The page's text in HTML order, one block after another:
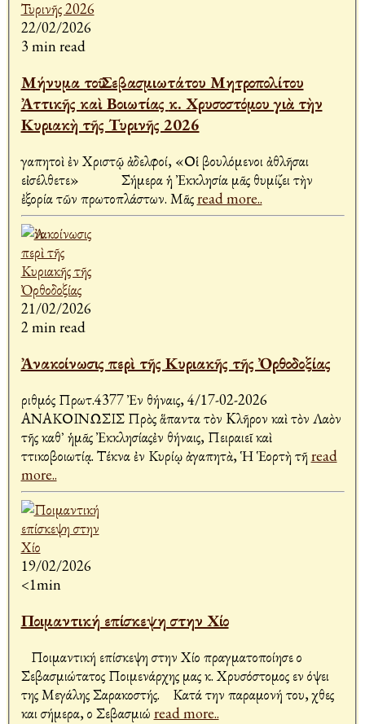
22/02/2026
3 min read
Μήνυμα τοῦ Σεβασμιωτάτου Μητροπολίτου
Ἀττικῆς καὶ Βοιωτίας κ. Χρυσοστόμου γιὰ τὴν
Κυριακὴ τῆς Τυρινῆς 2026
Ἀγαπητοὶ ἐν Χριστῷ ἀδελφοί, «Οἱ βουλόμενοι ἀθλῆσαι
εἰσέλθετε» Σήμερα ἡ Ἐκκλησία μᾶς θυμίζει τὴν
ἐξορία τῶν πρωτοπλάστων. Μᾶςread more..
21/02/2026
2 min read
Ἀνακοίνωσις περὶ τῆς Κυριακῆς τῆς Ὀρθοδοξίας
Ἀριθμός Πρωτ.4377 Ἐν Ἀθήναις, 4/17-02-2026
ΑΝΑΚΟΙΝΩΣΙΣ Πρὸς ἅπαντα τὸν Kλῆρον καὶ τὸν Λαὸν
τῆς καθ᾿ ἡμᾶς Ἐκκλησίαςἐν Ἀθήναις, Πειραιεῖ καὶ
Ἀττικοβοιωτίᾳ. Τέκνα ἐν Κυρίῳ ἀγαπητὰ, Ἡ Ἑορτὴ τῆ read
more..
19/02/2026
<1min
Ποιμαντική επίσκεψη στην Χίο
Ποιμαντική επίσκεψη στην Χίο πραγματοποίησε ο
Σεβασμιώτατος Ποιμενάρχης μας κ. Χρυσόστομος εν όψει
της Μεγάλης Σαρακοστής. Κατά την παραμονή του, χθες
και σήμερα, ο Σεβασμιώ read more..